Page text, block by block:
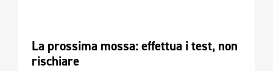
La prossima mossa: effettua i test, non
rischiare